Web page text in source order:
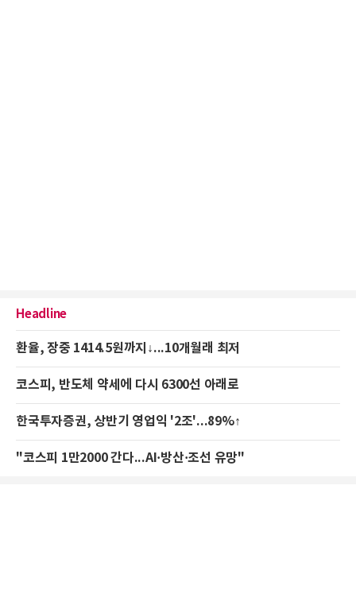
Headline
환율, 장중 1414.5원까지↓...10개월래 최저
코스피, 반도체 약세에 다시 6300선 아래로
한국투자증권, 상반기 영업익 '2조'...89%↑
"코스피 1만2000 간다...AI·방산·조선 유망"